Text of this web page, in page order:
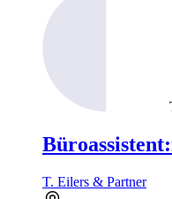
T. Eilers & Partner